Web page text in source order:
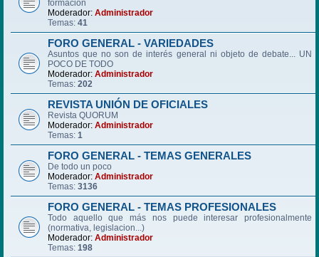
formación
Moderador: Administrador
Temas: 41
FORO GENERAL - VARIEDADES
Asuntos que no son de interés general ni objeto de debate... UN
POCO DE TODO
Moderador: Administrador
Temas: 202
REVISTA UNIÓN DE OFICIALES
Revista QUORUM
Moderador: Administrador
Temas: 1
FORO GENERAL - TEMAS GENERALES
De todo un poco
Moderador: Administrador
Temas: 3136
FORO GENERAL - TEMAS PROFESIONALES
Todo aquello que más nos puede interesar profesionalmente
(normativa, legislacion...)
Moderador: Administrador
Temas: 198